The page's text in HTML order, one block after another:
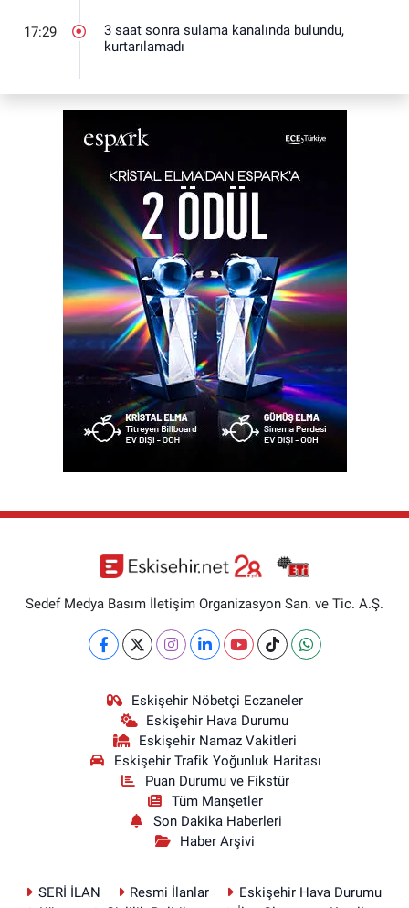
17:29
3 saat sonra sulama kanalında bulundu,
kurtarılamadı
Sedef Medya Basım İletişim Organizasyon San. ve Tic. A.Ş.
Eskişehir Nöbetçi Eczaneler
Eskişehir Hava Durumu
Eskişehir Namaz Vakitleri
Eskişehir Trafik Yoğunluk Haritası
Puan Durumu ve Fikstür
Tüm Manşetler
Son Dakika Haberleri
Haber Arşivi
SERİ İLAN Resmi İlanlar
Eskişehir Hava Durumu